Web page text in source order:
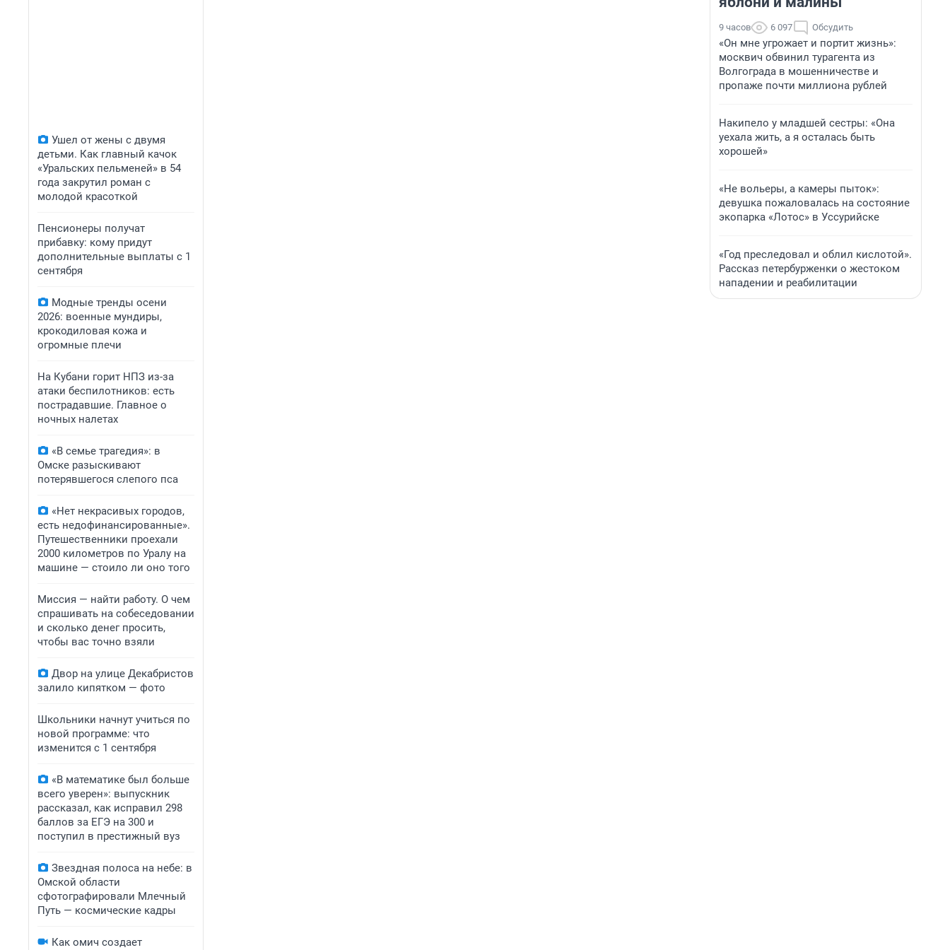
Ушел от жены с двумя
детьми. Как главный качок
«Уральских пельменей» в 54
года закрутил роман с
молодой красоткой
Пенсионеры получат
прибавку: кому придут
дополнительные выплаты с 1
сентября
Модные тренды осени
2026: военные мундиры,
крокодиловая кожа и
огромные плечи
На Кубани горит НПЗ из-за
атаки беспилотников: есть
пострадавшие. Главное о
ночных налетах
«В семье трагедия»: в
Омске разыскивают
потерявшегося слепого пса
«Нет некрасивых городов,
есть недофинансированные».
Путешественники проехали
2000 километров по Уралу на
машине — стоило ли оно того
Миссия — найти работу. О чем
спрашивать на собеседовании
и сколько денег просить,
чтобы вас точно взяли
Двор на улице Декабристов
залило кипятком — фото
Школьники начнут учиться по
новой программе: что
изменится с 1 сентября
«В математике был больше
всего уверен»: выпускник
рассказал, как исправил 298
баллов за ЕГЭ на 300 и
поступил в престижный вуз
Звездная полоса на небе: в
Омской области
сфотографировали Млечный
Путь — космические кадры
Как омич создает
9 часов 6 097 Обсудить
«Он мне угрожает и портит жизнь»:
москвич обвинил турагента из
Волгограда в мошенничестве и
пропаже почти миллиона рублей
Накипело у младшей сестры: «Она
уехала жить, а я осталась быть
хорошей»
«Не вольеры, а камеры пыток»:
девушка пожаловалась на состояние
экопарка «Лотос» в Уссурийске
«Год преследовал и облил кислотой».
Рассказ петербурженки о жестоком
нападении и реабилитации